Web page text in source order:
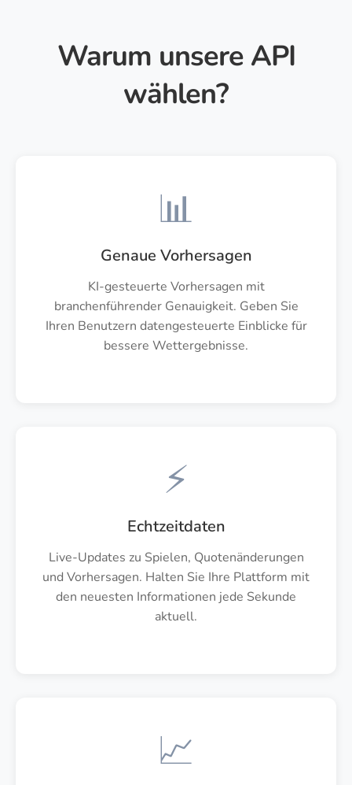
Warum unsere API
wählen?
📊
Genaue Vorhersagen
KI-gesteuerte Vorhersagen mit
branchenführender Genauigkeit. Geben Sie
Ihren Benutzern datengesteuerte Einblicke für
bessere Wettergebnisse.
⚡
Echtzeitdaten
Live-Updates zu Spielen, Quotenänderungen
und Vorhersagen. Halten Sie Ihre Plattform mit
den neuesten Informationen jede Sekunde
aktuell.
📈